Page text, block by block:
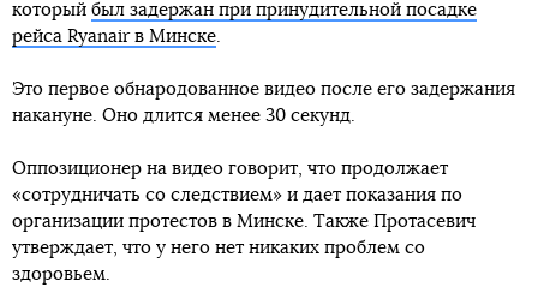
который был задержан при принудительной посадке
рейса Ryanair в Минске.
Это первое обнародованное видео после его задержания
накануне. Оно длится менее 30 секунд.
Оппозиционер на видео говорит, что продолжает
«сотрудничать со следствием» и дает показания по
организации протестов в Минске. Также Протасевич
утверждает, что у него нет никаких проблем со
здоровьем.